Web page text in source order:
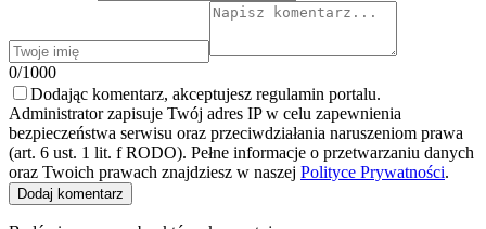
0/1000
Dodając komentarz, akceptujesz regulamin portalu.
Administrator zapisuje Twój adres IP w celu zapewnienia
bezpieczeństwa serwisu oraz przeciwdziałania naruszeniom prawa
(art. 6 ust. 1 lit. f RODO). Pełne informacje o przetwarzaniu danych
oraz Twoich prawach znajdziesz w naszej Polityce Prywatności.
Dodaj komentarz